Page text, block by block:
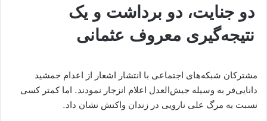
دو جنایت، دو برداشت و یک
نتیجه‌گیری معروف عثمانی
مشترکان شبکه‌های اجتماعی با انتشار اشعار از اعدام جمشید
دانایی‌فر به وسیله جیش‌العدل اعلام انزجار نمودند. اما کمتر کسی
نسبت به مرگ علی نارویی در زندان واکنش نشان داد.